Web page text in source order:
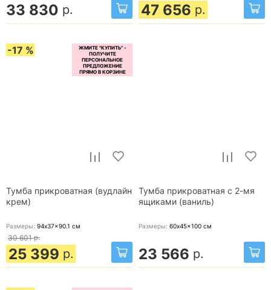
33 830 р. 47 656 р.
-17 %
Тумба прикроватная (вудлайн
крем)
Размеры: 94x37x90.1 см
30 601 р.
25 399 р.
Тумба прикроватная с 2-мя
ящиками (ваниль)
Размеры: 60x45x100 см
23 566 р.